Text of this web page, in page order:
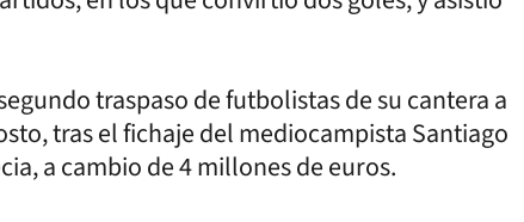
traspaso de futbolistas de su cantera a
tras el fichaje del mediocampista Santiago
a cambio de 4 millones de euros.